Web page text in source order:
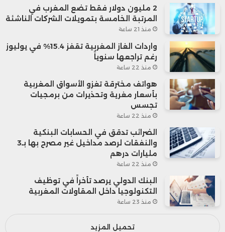
2 مليون دولار فقط تضع المغرب في
المرتبة الخامسة بتمويلات الشركات الناشئة
منذ 21 ساعة
واردات الغاز المغربية تقفز 15.4% في يوليوز
رغم تراجعها سنوياً
منذ 22 ساعة
هواتف مخترقة تغزو الأسواق المغربية
بأسعار مغرية وتحذيرات من برمجيات
تجسس
منذ 22 ساعة
الضرائب تدقق في الحسابات البنكية
والنفقات لرصد مداخيل غير مصرح بها بـ3
مليارات درهم
منذ 22 ساعة
البنك الدولي يرصد تأخراً في توظيف
التكنولوجيا داخل المقاولات المغربية
منذ 23 ساعة
تحميل المزيد